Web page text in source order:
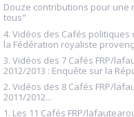
Douze contributions pour
tous"
4. Vidéos des Cafés
la Fédération royaliste
3. Vidéos des 7 Cafés FRP/
2012/2013 : Enquête sur la
2. Vidéos des 8 Cafés FRP/
2011/2012...
1. Les 11 Cafés FRP/